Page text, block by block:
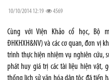
10/10/2014 12:19 4569
Cùng với Viện Khảo cổ học, Bộ
ĐHKHXH&NV) và các cơ quan, đơn vị
trình thực hiện nhiệm vụ nghiên cứu,
phát huy giá trị các tài liệu hiện vật,
thống lịch sử văn hóa dân tộc đã tiến